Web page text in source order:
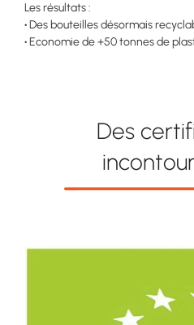
Les résultats :
•Des bouteilles désormais
•Economie de +50 tonnes de
Des